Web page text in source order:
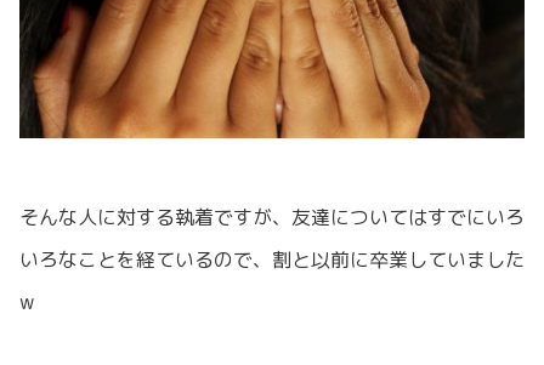
そんな人に対する執着ですが、友達についてはすでにいろ
いろなことを経ているので、割と以前に卒業していました
w